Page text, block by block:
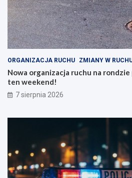
ORGANIZACJA RUCHU ZMIANY W
Nowa organizacja ruchu na
ten weekend!
7 sierpnia 2026